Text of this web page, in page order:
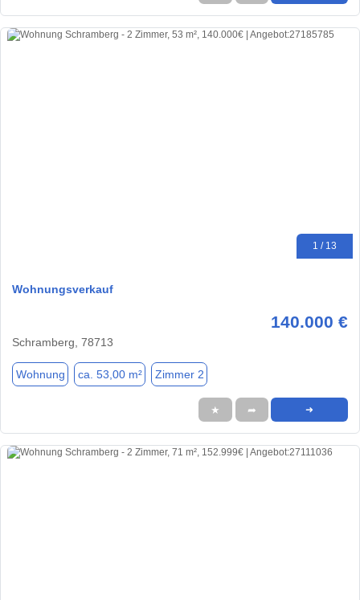
1 / 13
Wohnungsverkauf
140.000 €
Schramberg, 78713
Wohnung ca. 53,00 m² Zimmer 2
★ ➦ ➜